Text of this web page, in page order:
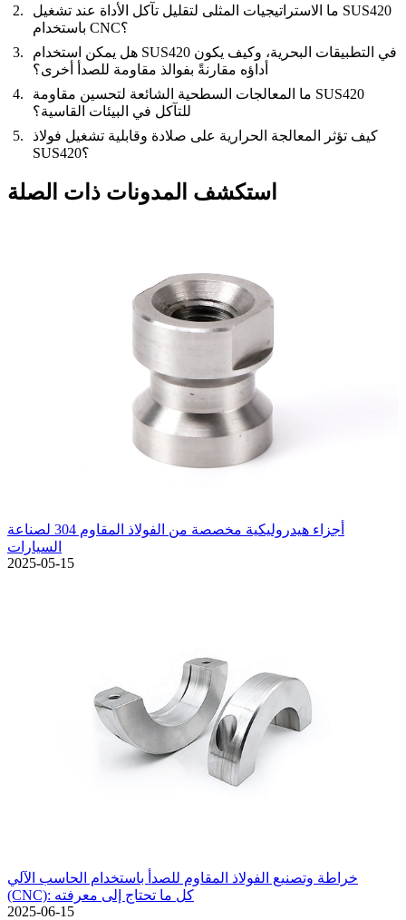
ما الاستراتيجيات المثلى لتقليل تآكل الأداة عند تشغيل SUS420
باستخدام CNC؟
هل يمكن استخدام SUS420 في التطبيقات البحرية، وكيف يكون
أداؤه مقارنةً بفوالذ مقاومة للصدأ أخرى؟
ما المعالجات السطحية الشائعة لتحسين مقاومة SUS420
للتآكل في البيئات القاسية؟
كيف تؤثر المعالجة الحرارية على صلادة وقابلية تشغيل فولاذ
SUS420؟
استكشف المدونات ذات الصلة
أجزاء هيدروليكية مخصصة من الفولاذ المقاوم 304 لصناعة
السيارات
2025-05-15
خراطة وتصنيع الفولاذ المقاوم للصدأ باستخدام الحاسب الآلي
(CNC): كل ما تحتاج إلى معرفته
2025-06-15